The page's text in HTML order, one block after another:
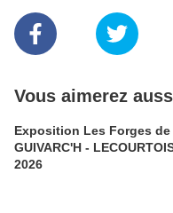
Vous aimerez
Exposition Les Forges
GUIVARC'H -
2026